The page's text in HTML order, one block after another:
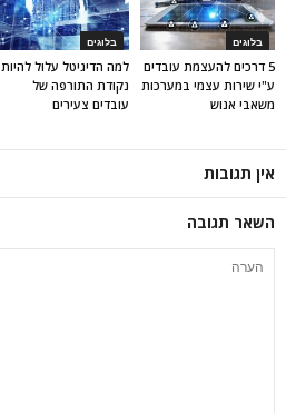
בלוגים
למה הדיגיטל עלול להיות
נקודת התורפה של
עובדים צעירים
בלוגים
5 דרכים להעצמת עובדים
ע"י שירות עצמי במערכות
משאבי אנוש
אין תגובות
השאר תגובה